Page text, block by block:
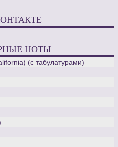
НОТЫ
(с табулатурами)